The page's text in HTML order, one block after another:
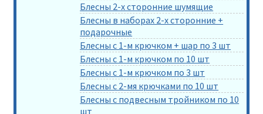
Блесны 2-х сторонние шумящие
Блесны в наборах 2-х сторонние +
подарочные
Блесны с 1-м крючком + шар по 3 шт
Блесны с 1-м крючком по 10 шт
Блесны с 1-м крючком по 3 шт
Блесны с 2-мя крючками по 10 шт
Блесны с подвесным тройником по 10
шт